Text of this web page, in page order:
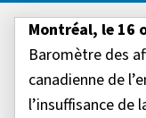
Montréal, le 16
Baromètre des
canadienne de
l’insuffisance de